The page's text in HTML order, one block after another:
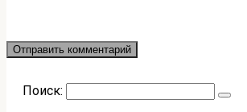
Поиск: